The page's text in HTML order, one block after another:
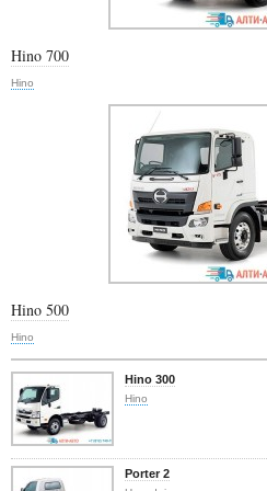
Hino 700
Hino
Hino 500
Hino
Hino 300
Hino
Porter 2